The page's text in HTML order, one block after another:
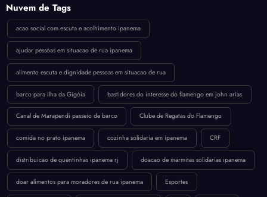
Nuvem de Tags
acao social com escuta e acolhimento ipanema
ajudar pessoas em situacao de rua ipanema
alimento escuta e dignidade pessoas em situacao de rua
barco para Ilha da Gigóia bastidores do interesse do flamengo em john arias
Canal de Marapendi passeio de barco Clube de Regatas do Flamengo
comida no prato ipanema cozinha solidaria em ipanema CRF
distribuicao de quentinhas ipanema rj doacao de marmitas solidarias ipanema
doar alimentos para moradores de rua ipanema Esportes